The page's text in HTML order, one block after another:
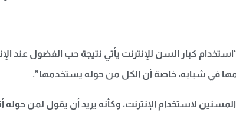
كبار السن للإنترنت يأتي نتيجة حب الفضول عند
في شبابه، خاصة أن الكل من حوله يستخدمها”.
لاستخدام الإنترنت، وكأنه يريد أن يقول لمن حوله